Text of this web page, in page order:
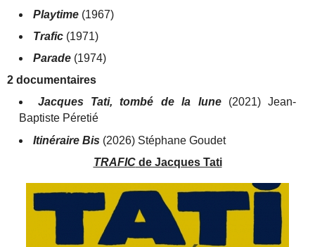
Playtime (1967)
Trafic (1971)
Parade (1974)
2 documentaires
Jacques Tati, tombé de la lune(2021) Jean-
Baptiste Péretié
Itinéraire Bis (2026) Stéphane Goudet
TRAFICde Jacques Tati